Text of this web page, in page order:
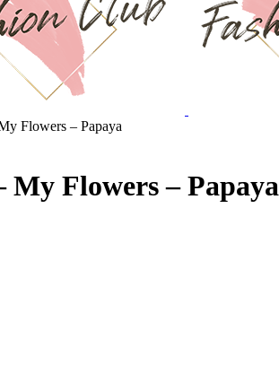
Flowers – Papaya
My Flowers – Papaya